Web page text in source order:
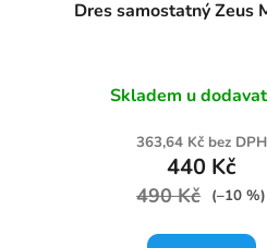
Dres samostatný Zeus
Skladem u
363,64 Kč bez DPH
440 Kč
490 Kč (–10 %)